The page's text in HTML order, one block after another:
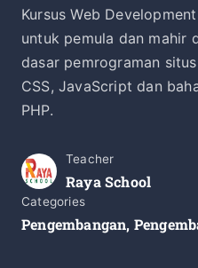
Kursus Web
untuk pemula dan mahir
dasar pemrograman
CSS, JavaScript dan
PHP.
Teacher
Raya School
Categories
Pengembangan,